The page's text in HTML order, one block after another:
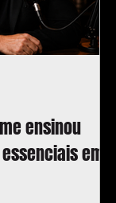
ensinou
em